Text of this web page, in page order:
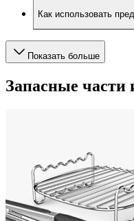
Как использовать
Показать больше
Запасные части